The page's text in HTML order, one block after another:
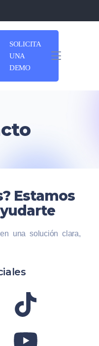
SOLICITA
UNA
DEMO
Estamos
una solución clara,